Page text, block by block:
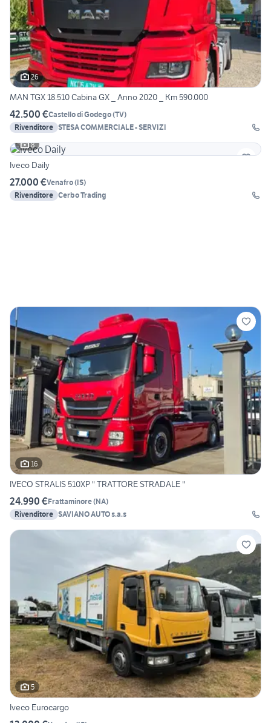
26
MAN TGX 18.510 Cabina GX _ Anno 2020 _ Km 590.000
42.500 €Castello di Godego(TV)
Rivenditore STESA COMMERCIALE - SERVIZI
8
Iveco Daily
27.000 €Venafro(IS)
Rivenditore Cerbo Trading
16
IVECO STRALIS 510XP " TRATTORE STRADALE "
24.990 €Frattaminore(NA)
Rivenditore SAVIANO AUTO s.a.s
5
Iveco Eurocargo